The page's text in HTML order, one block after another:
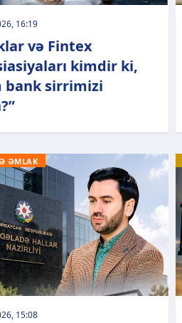
16:19
və Fintex
kimdir ki,
bank sirrimizi
ƏMLAK
15:08